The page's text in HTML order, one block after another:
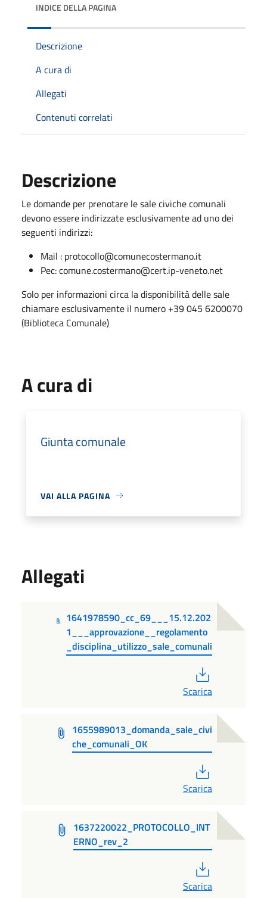
INDICE DELLA PAGINA
Descrizione
A cura di
Allegati
Contenuti correlati
Descrizione
Le domande per prenotare le sale civiche comunali
devono essere indirizzate esclusivamente ad uno dei
seguenti indirizzi:
Mail : protocollo@comunecostermano.it
Pec: comune.costermano@cert.ip-veneto.net
Solo per informazioni circa la disponibilità delle sale
chiamare esclusivamente il numero +39 045 6200070
(Biblioteca Comunale)
A cura di
Giunta comunale
VAI ALLA PAGINA
Allegati
1641978590_cc_69___15.12.202
1___approvazione__regolamento
_disciplina_utilizzo_sale_comunali
Scarica
1655989013_domanda_sale_civi
che_comunali_OK
Scarica
1637220022_PROTOCOLLO_INT
ERNO_rev_2
Scarica